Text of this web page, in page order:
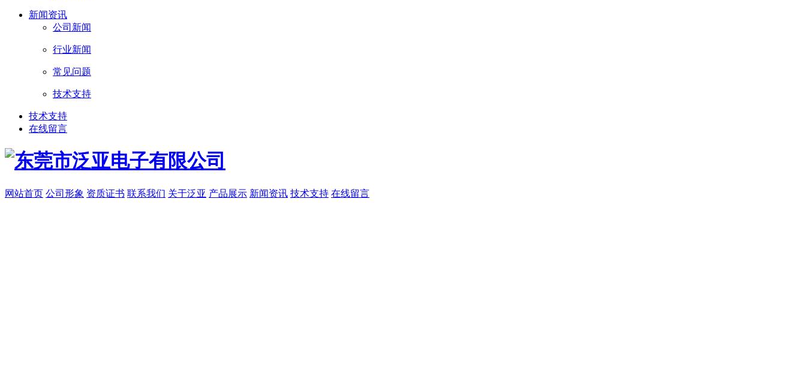
新闻资讯
公司新闻
行业新闻
常见问题
技术支持
技术支持
在线留言
网站首页 公司形象 资质证书 联系我们 关于泛亚 产品展示 新闻资讯 技术支持 在线留言